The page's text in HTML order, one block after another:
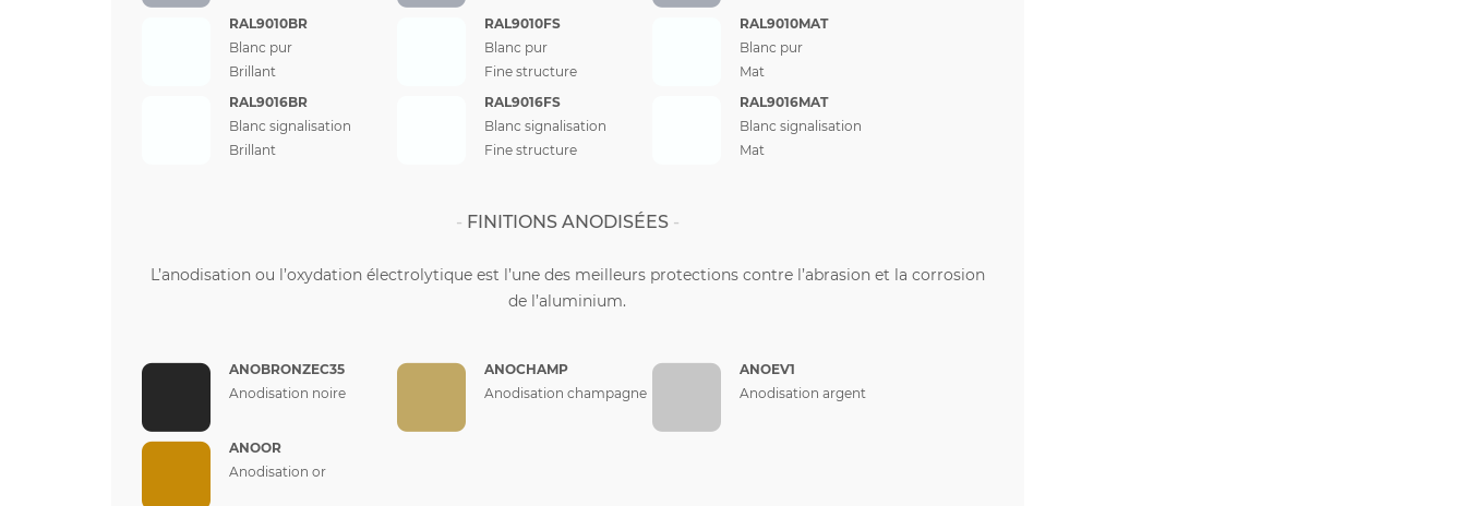
RAL9010BR
Blanc pur
Brillant
RAL9010FS
Blanc pur
Fine structure
RAL9010MAT
Blanc pur
Mat
RAL9016BR
Blanc signalisation
Brillant
RAL9016FS
Blanc signalisation
Fine structure
RAL9016MAT
Blanc signalisation
Mat
FINITIONS ANODISÉES
L’anodisation ou l’oxydation électrolytique est l’une des meilleurs protections contre l’abrasion et la corrosion
de l’aluminium.
ANOBRONZEC35
Anodisation noire
ANOCHAMP
Anodisation champagne
ANOEV1
Anodisation argent
ANOOR
Anodisation or